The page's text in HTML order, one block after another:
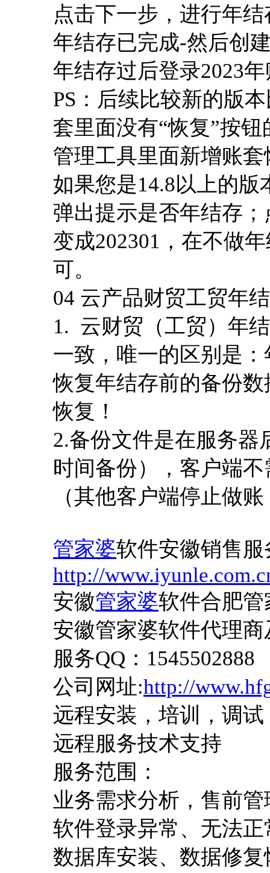
点击下一步，进行年结
年结存已完成-然后创
年结存过后登录2023
PS：后续比较新的版
套里面没有“恢复”按
管理工具里面新增账
如果您是14.8以上的版
弹出提示是否年结存
变成202301，在不做
可。
04 云产品财贸工贸年
1. 云财贸（工贸）年
一致，唯一的区别是
恢复年结存前的备份
恢复！
2.备份文件是在服务器
时间备份），客户端
（其他客户端停止做
管家婆软件安徽销售
http://
安徽管家婆软件合肥
安徽管家婆软件代理商
服务QQ：1545502888
公司网址:http://
远程安装，培训，调试
远程服务技术支持
服务范围：
业务需求分析，售前
软件登录异常、无法
数据库安装、数据修